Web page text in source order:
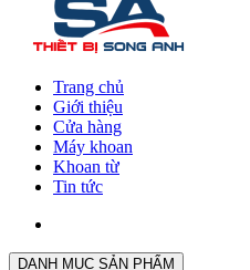
Trang chủ
Giới thiệu
Cửa hàng
Máy khoan
Khoan từ
Tin tức
DANH MỤC SẢN PHẨM